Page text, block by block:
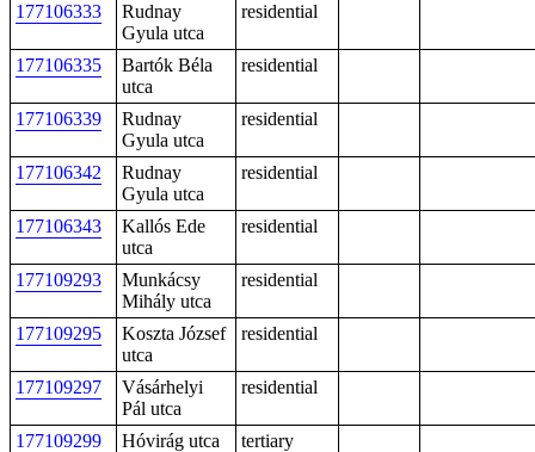
177106333
Rudnay
Gyula utca
residential
177106335
Bartók Béla
utca
residential
177106339
Rudnay
Gyula utca
residential
177106342
Rudnay
Gyula utca
residential
177106343
Kallós Ede
utca
residential
177109293
Munkácsy
Mihály utca
residential
177109295
Koszta József
utca
residential
177109297
Vásárhelyi
Pál utca
residential
177109299 Hóvirág utca
tertiary